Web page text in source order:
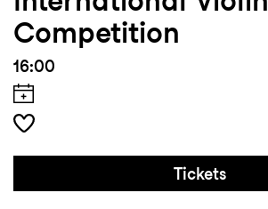
Competition
16:00
Tickets